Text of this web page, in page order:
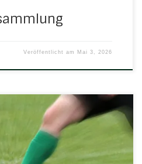
Veröffentlicht am Mai 3, 2026
Begegnungen mit
29. April 2026 18.00 Uhr in
U – JSG